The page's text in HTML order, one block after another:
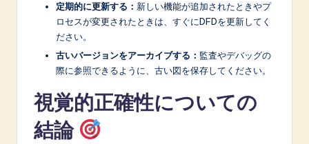
定期的に更新する： 新しい機能が追加されたときやプ
ロセスが変更されたときは、すぐにDFDを更新してく
ださい。
古いバージョンをアーカイブする： 監査やデバッグの
際に参照できるように、古い図を保存してください。
視覚的正確性についての
結論